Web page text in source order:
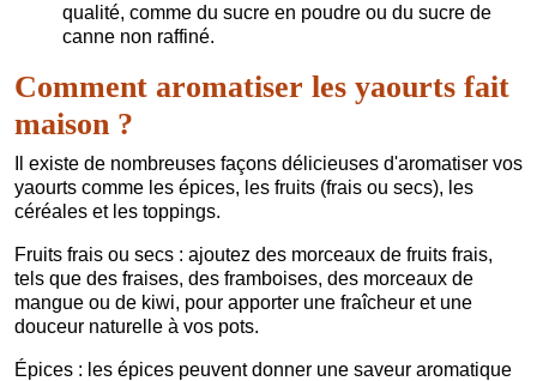
qualité, comme du sucre en poudre ou du sucre de
canne non raffiné.
Comment aromatiser les yaourts fait
maison ?
Il existe de nombreuses façons délicieuses d'aromatiser vos
yaourts comme les épices, les fruits (frais ou secs), les
céréales et les toppings.
Fruits frais ou secs : ajoutez des morceaux de fruits frais,
tels que des fraises, des framboises, des morceaux de
mangue ou de kiwi, pour apporter une fraîcheur et une
douceur naturelle à vos pots.
Épices : les épices peuvent donner une saveur aromatique